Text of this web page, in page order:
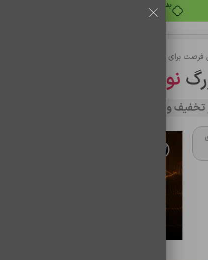
فرصت برای خرید
نوین تراشه
وارد سایت شوید
بدون ضامن، بدون سود